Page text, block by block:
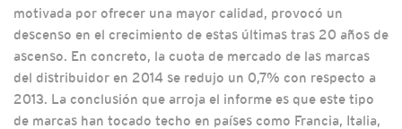
motivada por ofrecer una mayor calidad, provocó un
descenso en el crecimiento de estas últimas tras 20 años de
ascenso. En concreto, la cuota de mercado de las marcas
del distribuidor en 2014 se redujo un 0,7% con respecto a
2013. La conclusión que arroja el informe es que este tipo
de marcas han tocado techo en países como Francia, Italia,